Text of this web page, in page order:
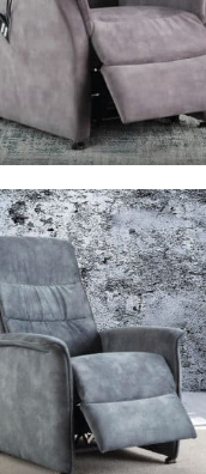
MODÈLE 4313
Fauteuil Relax Tissu Taupe